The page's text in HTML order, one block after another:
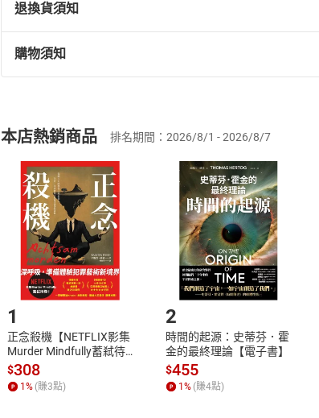
退換貨須知
退換貨規定：
(一)依消費者保護法第19條第1項後段暨通訊交
(二)消費者訂購本店鋪之商品即代表知悉本店鋪
且已下載/存取電子書，不得請求退貨退款。
退貨方式：您欲取消訂單或辦理退貨時，請登入
貨」，本店鋪將依您的申請進行審核，待審核通過
請注意，樂天市場須以整筆訂單為單位進行取消/
購物須知
挑選商品
Choose
放入購物車
Shopping cart
購書後，如何開始使用？
Step1.選擇閱讀載具
本店熱銷商品 排名期間：2026/8/1 - 2026/8/7
1
正念殺機【NETFLIX影集
Murder Mindfully蓄弒待
發】【電子書】
$308
1 % (賺3點)
2
時間的起源：史蒂芬．霍
金的最終理論【電子書】
$455
1 % (賺4點)